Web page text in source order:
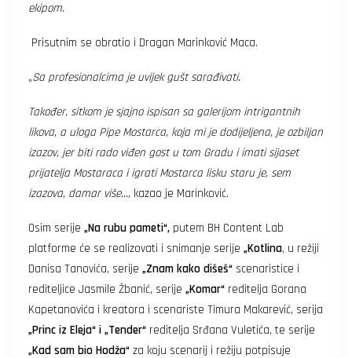
ekipom.
Prisutnim se obratio i Dragan Marinković Maca.
„Sa profesionalcima je uvijek gušt sarađivati.
Također, sitkom je sjajno ispisan sa galerijom intrigantnih
likova, a uloga Pipe Mostarca, koja mi je dodijeljena, je ozbiljan
izazov, jer biti rado viđen gost u tom Gradu i imati sijaset
prijatelja Mostaraca i igrati Mostarca lisku staru je, sem
izazova, damar više…, kazao je Marinković.
Osim serije „Na rubu pameti“, putem BH Content Lab
platforme će se realizovati i snimanje serije „Kotlina, u režiji
Danisa Tanovića, serije „Znam kako dišeš“ scenaristice i
rediteljice Jasmile Žbanić, serije „Komar“ reditelja Gorana
Kapetanovića i kreatora i scenariste Timura Makarević, serija
„Princ iz Eleja“ i „Tender“ reditelja Srđana Vuletića, te serije
„Kad sam bio Hodža“ za koju scenarij i režiju potpisuje